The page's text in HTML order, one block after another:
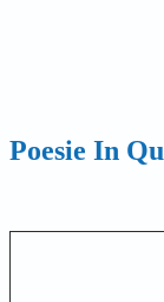
Poesie In